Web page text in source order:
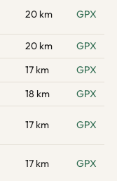
20 km GPX
20 km
GPX
17 km
GPX
18 km
GPX
17 km GPX
17 km GPX